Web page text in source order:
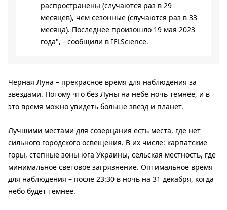
распространены (случаются раз в 29
месяцев), чем сезонные (случаются раз в 33
месяца). Последнее произошло 19 мая 2023
года", - сообщили в IFLScience.
Черная Луна – прекрасное время для наблюдения за
звездами. Потому что без Луны на небе ночь темнее, и в
это время можно увидеть больше звезд и планет.
Лучшими местами для созерцания есть места, где нет
сильного городского освещения. В их числе: карпатские
горы, степные зоны юга Украины, сельская местность, где
минимальное световое загрязнение. Оптимальное время
для наблюдения – после 23:30 в ночь на 31 декабря, когда
небо будет темнее.